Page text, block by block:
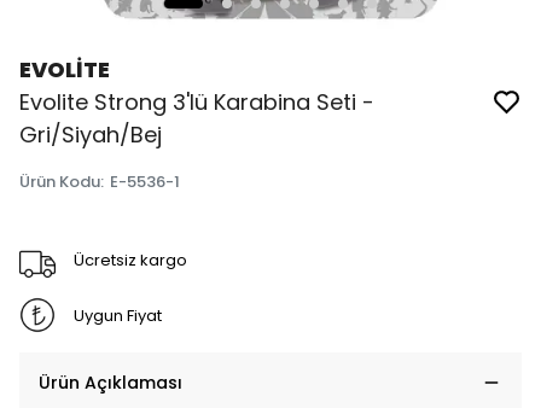
EVOLİTE
Evolite Strong 3'lü Karabina Seti -
Gri/Siyah/Bej
Ürün Kodu: E-5536-1
Ücretsiz kargo
Uygun Fiyat
Ürün Açıklaması